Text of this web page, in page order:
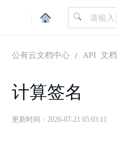
|
公有云文档中心 API 文档
计算签名
更新时间：2026-07-21 05:03:11